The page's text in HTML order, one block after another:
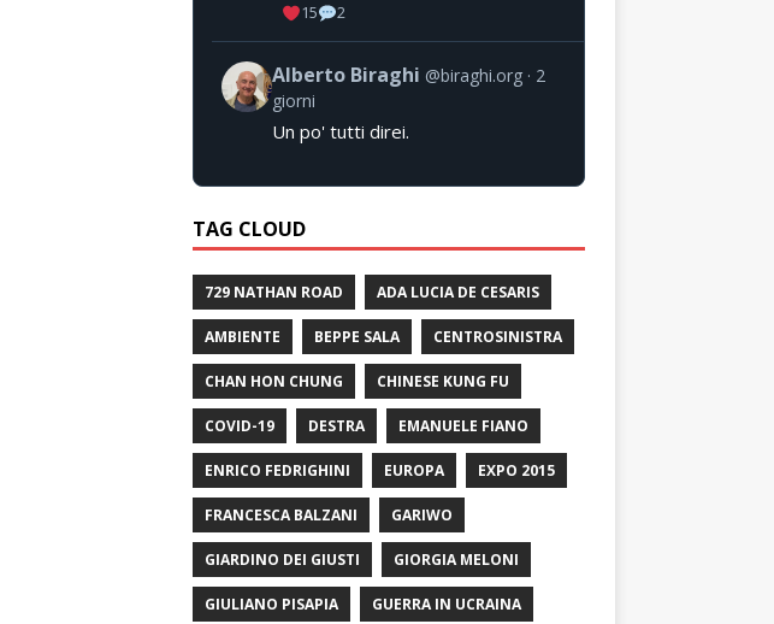
15 2
Alberto Biraghi @biraghi.org
2
giorni
Un po' tutti direi.
TAG CLOUD
729 NATHAN ROAD ADA LUCIA DE CESARIS
AMBIENTE BEPPE SALA CENTROSINISTRA
CHAN HON CHUNG CHINESE KUNG FU
COVID-19 DESTRA EMANUELE FIANO
ENRICO FEDRIGHINI EUROPA EXPO 2015
FRANCESCA BALZANI GARIWO
GIARDINO DEI GIUSTI GIORGIA MELONI
GIULIANO PISAPIA GUERRA IN UCRAINA